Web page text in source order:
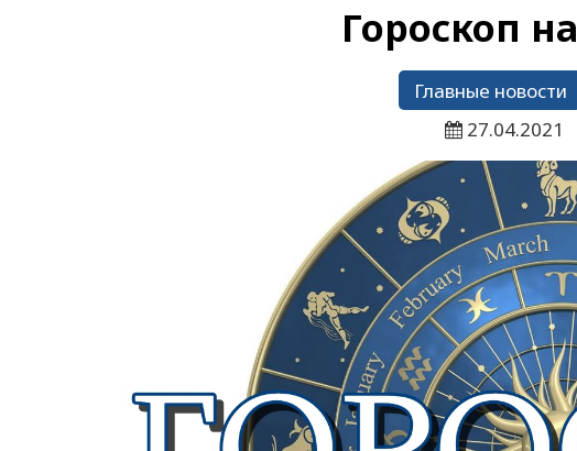
Гороскоп
Главные новости
27.04.2021